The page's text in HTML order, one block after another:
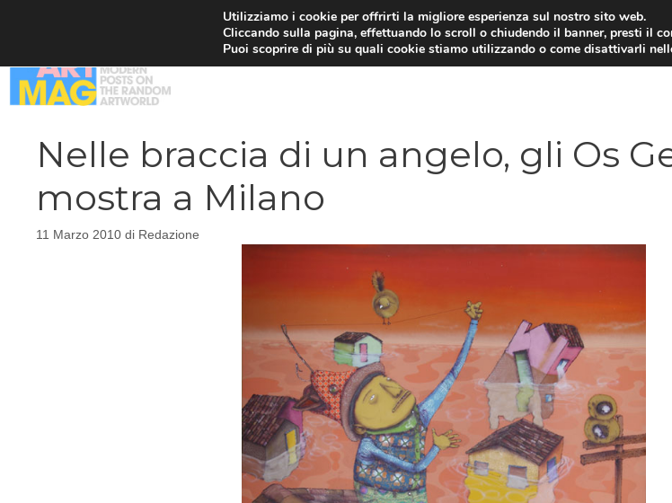
Nelle braccia di un angelo, gli Os
mostra a Milano
11 Marzo 2010 di Redazione
Utilizziamo i cookie per offrirti la migliore esperienza sul nostro sito web.
Cliccando sulla pagina, effettuando lo scroll o chiudendo il banner, presti il
Puoi scoprire di più su quali cookie stiamo utilizzando o come disattivarli